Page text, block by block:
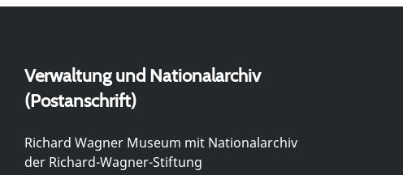
Verwaltung und Nationalarchiv
(Postanschrift)
Richard Wagner Museum mit Nationalarchiv
der Richard-Wagner-Stiftung